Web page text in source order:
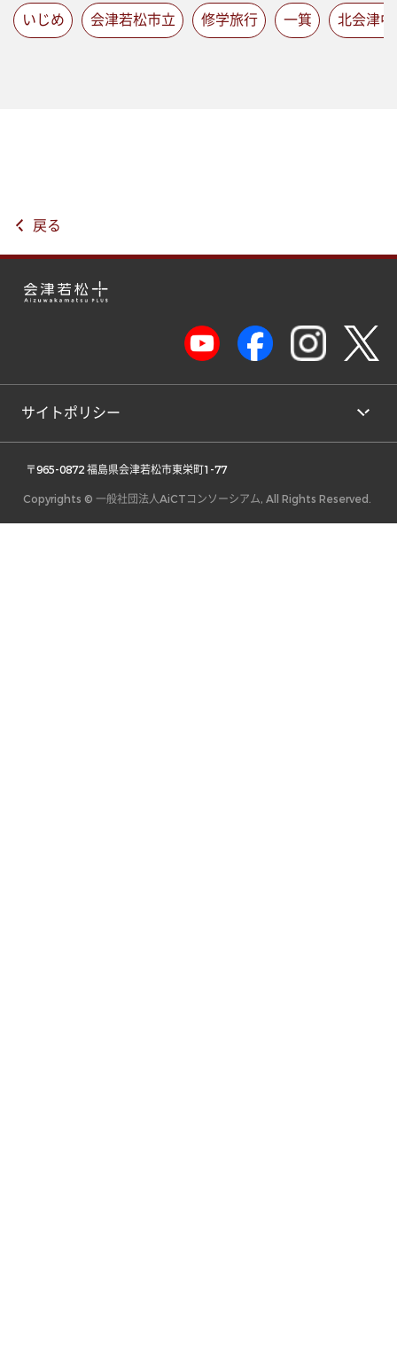
いじめ 会津若松市立 修学旅行 一箕 北会津中
戻る
サイトポリシー
〒965-0872 福島県会津若松市東栄町1-77
Copyrights © 一般社団法人AiCTコンソーシアム, All Rights Reserved.